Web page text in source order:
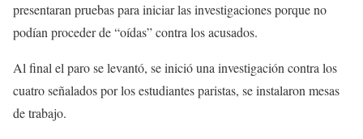
presentaran pruebas para iniciar las investigaciones porque no
podían proceder de “oídas” contra los acusados.
Al final el paro se levantó, se inició una investigación contra los
cuatro señalados por los estudiantes paristas, se instalaron mesas
de trabajo.